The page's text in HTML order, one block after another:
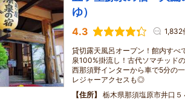
ゆ）
4.3 1,832
貸切露天風呂オープン！館内すべ
泉100%掛流し！古代ソマチッド
西那須野インターから車で5分の
レジャーアクセスも◎
住所
栃木県那須塩原市井口５